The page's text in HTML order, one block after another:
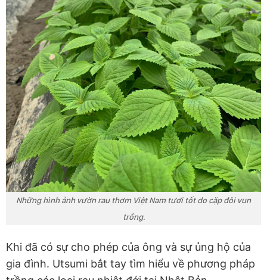
Những hình ảnh vườn rau thơm Việt Nam tươi tốt do cặp đôi vun
trồng.
Khi đã có sự cho phép của ông và sự ủng hộ của
gia đình. Utsumi bắt tay tìm hiểu về phương pháp